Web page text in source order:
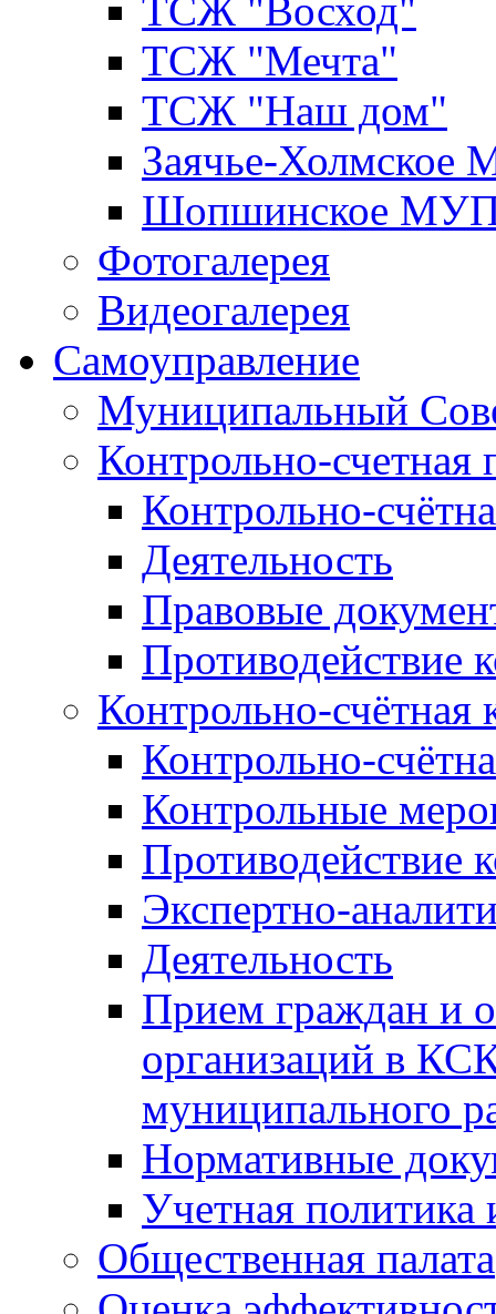
ТСЖ "Восход"
ТСЖ "Мечта"
ТСЖ "Наш дом"
Заячье-
Шопшинское
Фотогалерея
Видеогалерея
Самоуправление
Муниципальный
Контрольно-счетная
Контрольно-
Деятельность
Правовые
Противодействие
Контрольно-счётная
Контрольно-
Контрольные
Противодействие
Экспертно-
Деятельность
Прием граждан и
организаций в
муниципального
Нормативные
Учетная политика
Общественная палата